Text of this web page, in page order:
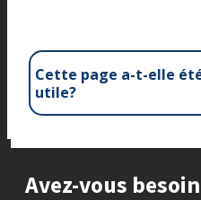
Cette page a-t-elle
utile?
Site footer
Avez-vous